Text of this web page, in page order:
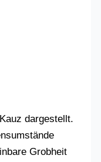
dargestellt.
Grobheit